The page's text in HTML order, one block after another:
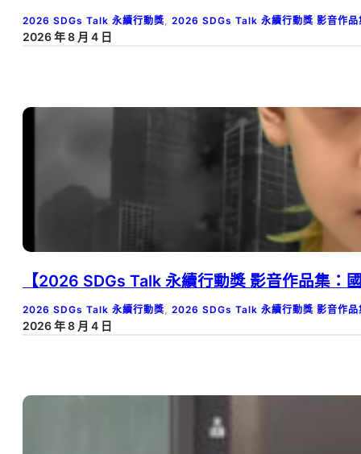
2026 SDGs Talk 永續行動獎, 2026 SDGs Talk 永續行動獎 影音作品
2026 年 8 月 4 日
【2026 SDGs Talk 永續行動獎 影音作品集
2026 SDGs Talk 永續行動獎 2026 SDGs Talk 永續行動獎 影音作品
2026 年 8 月 4 日